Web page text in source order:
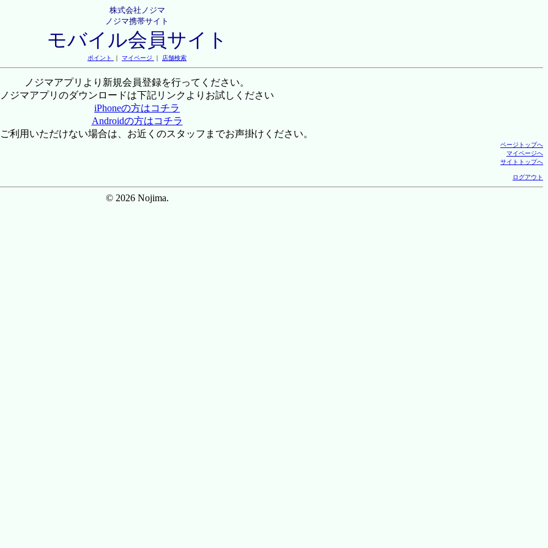
株式会社ノジマ
ノジマ携帯サイト
モバイル会員サイト
ポイント ｜ マイページ ｜ 店舗検索
ノジマアプリより新規会員登録を行ってください。
ノジマアプリのダウンロードは下記リンクよりお試しください
iPhoneの方はコチラ
Androidの方はコチラ
利用いただけない場合は、お近くのスタッフまでお声掛けください。
ページトップへ
マイページへ
サイトトップへ
ログアウト
© 2026 Nojima.